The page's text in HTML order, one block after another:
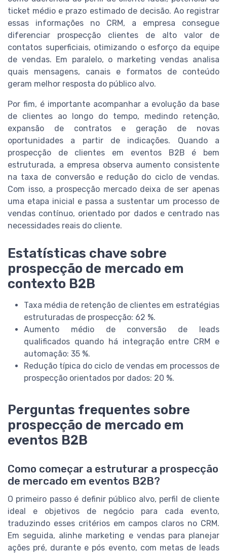
ticket médio e prazo estimado de decisão. Ao registrar
essas informações no CRM, a empresa consegue
diferenciar prospecção clientes de alto valor de
contatos superficiais, otimizando o esforço da equipe
de vendas. Em paralelo, o marketing vendas analisa
quais mensagens, canais e formatos de conteúdo
geram melhor resposta do público alvo.
Por fim, é importante acompanhar a evolução da base
de clientes ao longo do tempo, medindo retenção,
expansão de contratos e geração de novas
oportunidades a partir de indicações. Quando a
prospecção de clientes em eventos B2B é bem
estruturada, a empresa observa aumento consistente
na taxa de conversão e redução do ciclo de vendas.
Com isso, a prospecção mercado deixa de ser apenas
uma etapa inicial e passa a sustentar um processo de
vendas contínuo, orientado por dados e centrado nas
necessidades reais do cliente.
Estatísticas chave sobre
prospecção de mercado em
contexto B2B
Taxa média de retenção de clientes em estratégias
estruturadas de prospecção: 62 %.
Aumento médio de conversão de leads
qualificados quando há integração entre CRM e
automação: 35 %.
Redução típica do ciclo de vendas em processos de
prospecção orientados por dados: 20 %.
Perguntas frequentes sobre
prospecção de mercado em
eventos B2B
Como começar a estruturar a prospecção
de mercado em eventos B2B?
O primeiro passo é definir público alvo, perfil de cliente
ideal e objetivos de negócio para cada evento,
traduzindo esses critérios em campos claros no CRM.
Em seguida, alinhe marketing e vendas para planejar
ações pré, durante e pós evento, com metas de leads